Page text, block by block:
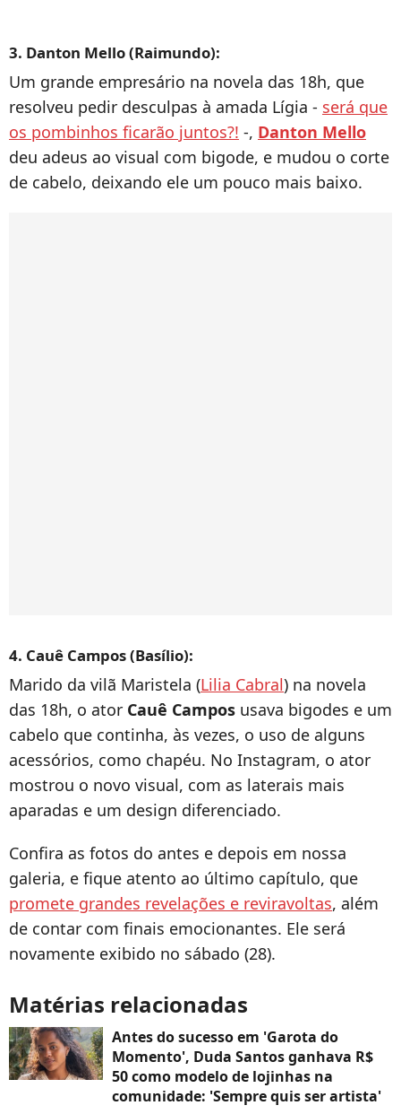
3. Danton Mello (Raimundo):
Um grande empresário na novela das 18h, que
resolveu pedir desculpas à amada Lígia - será que
os pombinhos ficarão juntos?! -, Danton Mello
deu adeus ao visual com bigode, e mudou o corte
de cabelo, deixando ele um pouco mais baixo.
4. Cauê Campos (Basílio):
Marido da vilã Maristela (Lilia Cabral) na novela
das 18h, o ator Cauê Campos usava bigodes e um
cabelo que continha, às vezes, o uso de alguns
acessórios, como chapéu. No Instagram, o ator
mostrou o novo visual, com as laterais mais
aparadas e um design diferenciado.
Confira as fotos do antes e depois em nossa
galeria, e fique atento ao último capítulo, que
promete grandes revelações e reviravoltas, além
de contar com finais emocionantes. Ele será
novamente exibido no sábado (28).
Matérias relacionadas
Antes do sucesso em 'Garota do
Momento', Duda Santos ganhava R$
50 como modelo de lojinhas na
comunidade: 'Sempre quis ser artista'